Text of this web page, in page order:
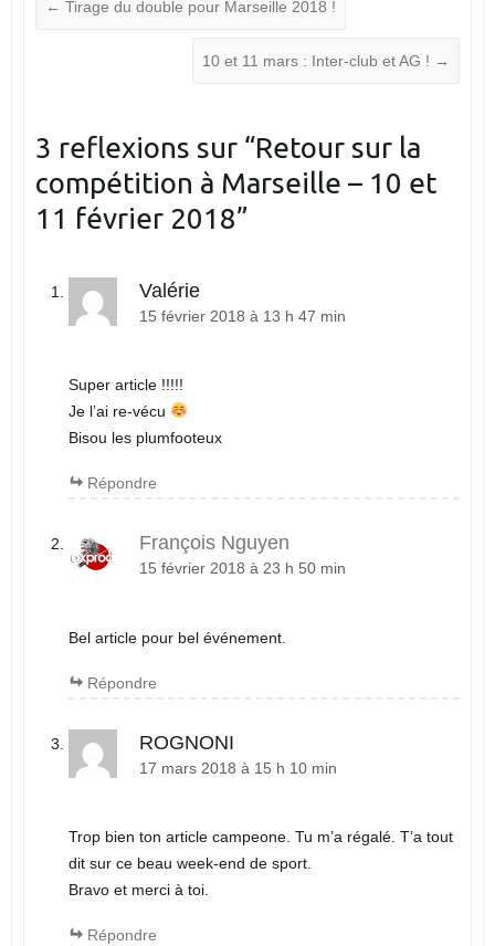
← Tirage du double pour Marseille 2018 !
10 et 11 mars : Inter-club et AG ! →
3 reflexions sur “Retour sur la
compétition à Marseille – 10 et
11 février 2018”
Valérie
15 février 2018 à 13 h 47 min
Super article !!!!!
Je l’ai re-vécu
Bisou les plumfooteux
Répondre
François Nguyen
15 février 2018 à 23 h 50 min
Bel article pour bel événement.
Répondre
ROGNONI
17 mars 2018 à 15 h 10 min
Trop bien ton article campeone. Tu m’a régalé. T’a tout
dit sur ce beau week-end de sport.
Bravo et merci à toi.
Répondre